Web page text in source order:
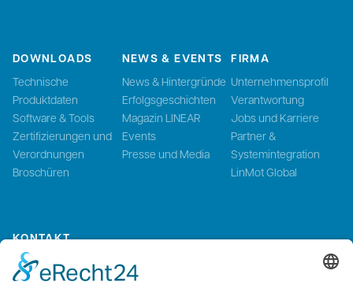
DOWNLOADS
Technische
Produktdaten
Software & Tools
Zertifizierungen und
Verordnungen
Broschüren
NEWS & EVENTS
News & Hintergründe
Erfolgsgeschichten
Magazin LINEAR
Events
Presse und Media
FIRMA
Unternehmensprofil
Verantwortung
Jobs und Karriere
Partner &
Systemintegration
LinMot Global
KONTAKT
Kontaktieren Sie uns